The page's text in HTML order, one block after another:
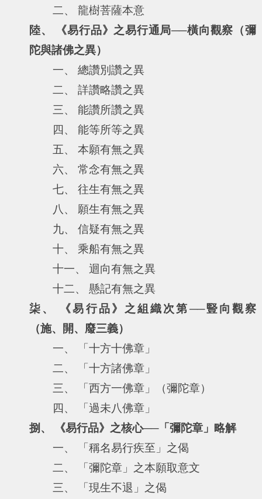
二、 龍樹菩薩本意
陸、 《易行品》之易行通局──橫向觀察（彌
陀與諸佛之異）
一、 總讚別讚之異
二、 詳讚略讚之異
三、 能讚所讚之異
四、 能等所等之異
五、 本願有無之異
六、 常念有無之異
七、 往生有無之異
八、 願生有無之異
九、 信疑有無之異
十、 乘船有無之異
十一、 迴向有無之異
十二、 懸記有無之異
柒、 《易行品》之組織次第──豎向觀察
（施、開、廢三義）
一、 「十方十佛章」
二、 「十方諸佛章」
三、 「西方一佛章」（彌陀章）
四、 「過未八佛章」
捌、 《易行品》之核心──「彌陀章」略解
一、 「稱名易行疾至」之偈
二、 「彌陀章」之本願取意文
三、 「現生不退」之偈